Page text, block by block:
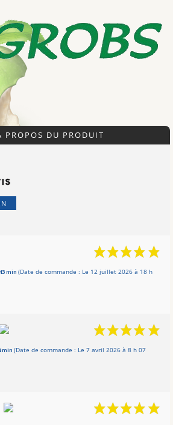
PROPOS DU PRODUIT
min (Date de commande : Le 12 juillet 2026 à 18 h
min (Date de commande : Le 7 avril 2026 à 8 h 07